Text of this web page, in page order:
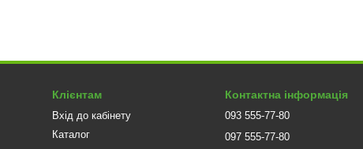
Клієнтам
Вхід до кабінету
Каталог
Контактна інформація
093 555-77-80
097 555-77-80